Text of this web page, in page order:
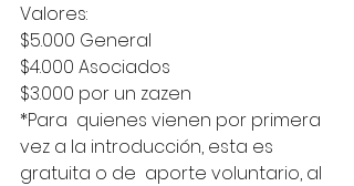
Valores:
$5.000 General
$4.000 Asociados
$3.000 por un zazen
*Para  quienes vienen por primera
vez a la introducción, esta es
gratuita o de  aporte voluntario, al